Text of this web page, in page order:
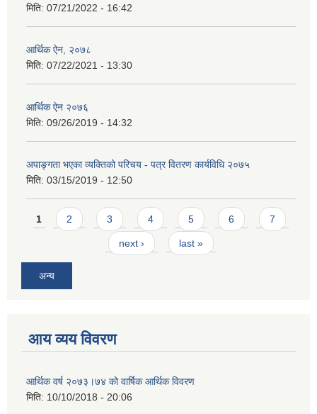
मिति: 07/21/2022 - 16:42
आर्थिक ऐन, २०७८
मिति: 07/22/2021 - 13:30
आर्थिक ऐन २०७६
मिति: 09/26/2019 - 14:32
अपाङ्गता भएका व्यक्तिको परिचय - पत्र वितरण कार्यविधि २०७५
मिति: 03/15/2019 - 12:50
Pages
1 2 3 4 5 6 7
next › last »
अन्य
आय व्यय विवरण
आर्थिक वर्ष २०७३।७४ को वार्षिक आर्थिक विवरण
मिति: 10/10/2018 - 20:06